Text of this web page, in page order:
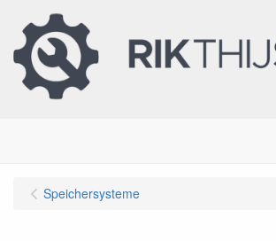
Speichersysteme